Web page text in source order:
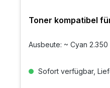
Toner kompatibel
Ausbeute: ~ Cyan 2.350
Sofort verfügbar,